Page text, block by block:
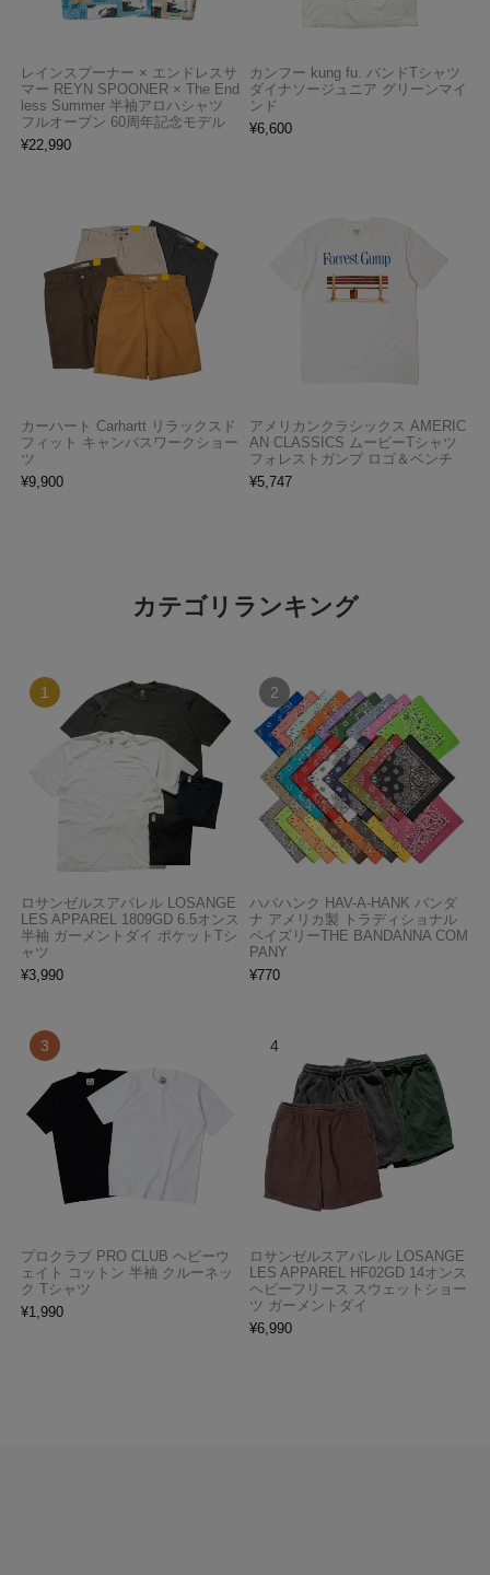
レインスプーナー × エンドレスサ
マー REYN SPOONER × The End
less Summer 半袖アロハシャツ
フルオープン 60周年記念モデル
¥22,990
カンフー kung fu. バンドTシャツ
ダイナソージュニア グリーンマイ
ンド
¥6,600
カーハート Carhartt リラックスド
フィット キャンバスワークショー
ツ
¥9,900
アメリカンクラシックス AMERIC
AN CLASSICS ムービーTシャツ
フォレストガンプ ロゴ＆ベンチ
¥5,747
カテゴリランキング
ロサンゼルスアパレル LOSANGE
LES APPAREL 1809GD 6.5オンス
半袖 ガーメントダイ ポケットTシ
ャツ
¥3,990
ハバハンク HAV-A-HANK バンダ
ナ アメリカ製 トラディショナル
ペイズリーTHE BANDANNA COM
PANY
¥770
プロクラブ PRO CLUB ヘビーウ
ェイト コットン 半袖 クルーネッ
ク Tシャツ
¥1,990
ロサンゼルスアパレル LOSANGE
LES APPAREL HF02GD 14オンス
ヘビーフリース スウェットショー
ツ ガーメントダイ
¥6,990